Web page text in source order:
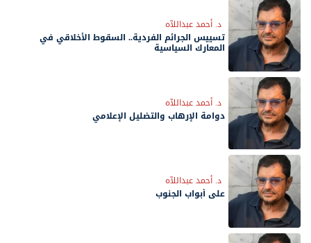
د. أحمد عبداللآه
تسييس الجرائم الفردية.. السقوط الأخلاقي في
المعارك السياسية
د. أحمد عبداللآه
دوامة الإرهاب والتضليل الإعلامي
د. أحمد عبداللآه
على أبواب الجنوب